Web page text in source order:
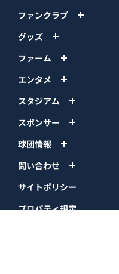
ファンクラブ
グッズ
ファーム
エンタメ
スタジアム
スポンサー
球団情報
問い合わせ
サイトポリシー
プロパティ規定